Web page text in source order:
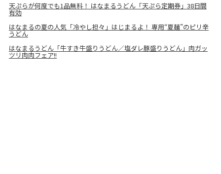
天ぷらが何度でも1品無料！ はなまるうどん「天ぷら定期券」38日間
有効
はなまるの夏の人気「冷やし担々」はじまるよ！ 専用“夏麺”のピリ辛
うどん
はなまるうどん「牛すき牛盛りうどん／塩ダレ豚盛りうどん」肉ガッ
ツリ肉肉フェア!!